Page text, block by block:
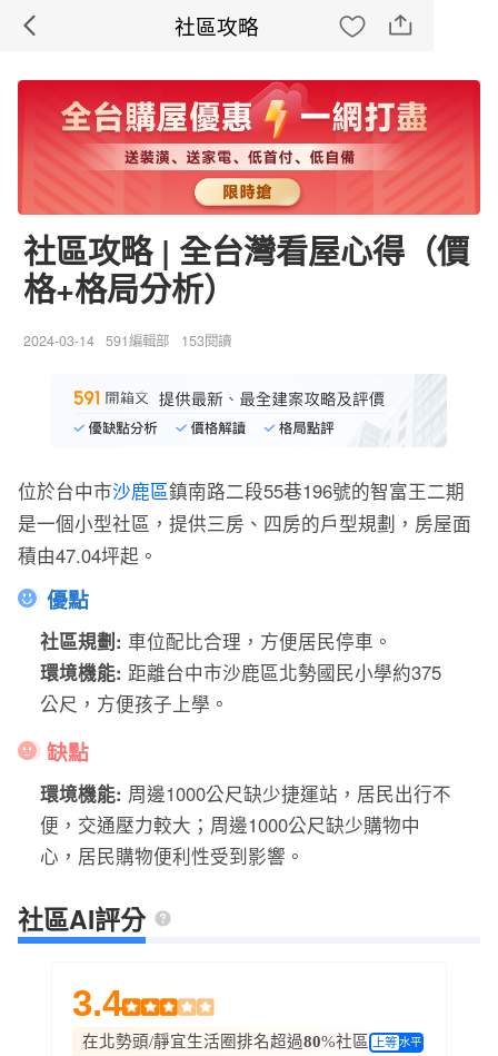
社區攻略
社區攻略 | 全台灣看屋心得（價
格+格局分析）
2024-03-14 591編輯部 153閱讀
位於台中市沙鹿區鎮南路二段55巷196號的智富王二期
是一個小型社區，提供三房、四房的戶型規劃，房屋面
積由47.04坪起。
優點
社區規劃: 車位配比合理，方便居民停車。
環境機能:距離台中市沙鹿區北勢國民小學約375
公尺，方便孩子上學。
缺點
環境機能: 周邊1000公尺缺少捷運站，居民出行不
便，交通壓力較大；周邊1000公尺缺少購物中
心，居民購物便利性受到影響。
社區AI評分
3.4
在北勢頭/靜宜生活圈排名超過80%社區 上等 水平